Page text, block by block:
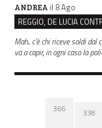
ANDREA il 8 Ago
Mah.. c’è chi riceve soldi
va a capir, in ogni caso la
366 338